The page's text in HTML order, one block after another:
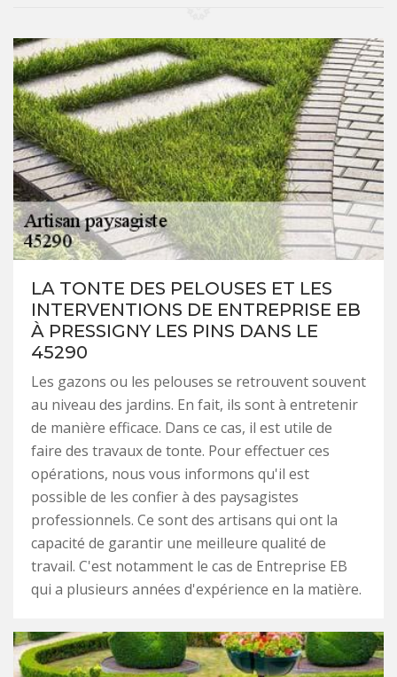
LA TONTE DES PELOUSES ET LES
INTERVENTIONS DE ENTREPRISE EB
À PRESSIGNY LES PINS DANS LE
45290
Les gazons ou les pelouses se retrouvent souvent
au niveau des jardins. En fait, ils sont à entretenir
de manière efficace. Dans ce cas, il est utile de
faire des travaux de tonte. Pour effectuer ces
opérations, nous vous informons qu'il est
possible de les confier à des paysagistes
professionnels. Ce sont des artisans qui ont la
capacité de garantir une meilleure qualité de
travail. C'est notamment le cas de Entreprise EB
qui a plusieurs années d'expérience en la matière.